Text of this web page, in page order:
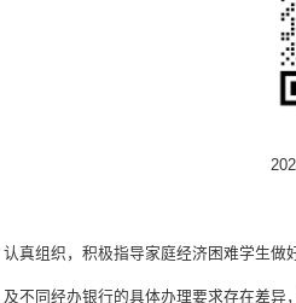
认真组织，积极指导家庭经济困难学生
及不同经办银行的具体办理要求存在差